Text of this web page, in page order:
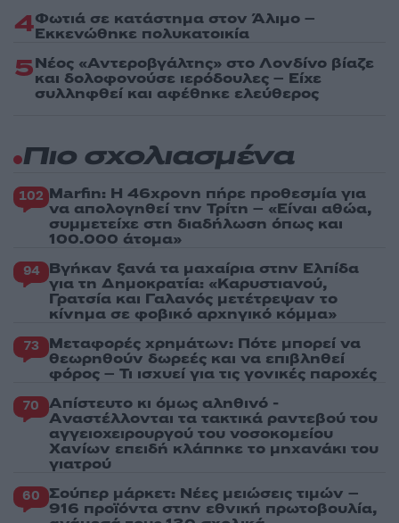
4Φωτιά σε κατάστημα στον Άλιμο –
Εκκενώθηκε πολυκατοικία
5Νέος «Αντεροβγάλτης» στο Λονδίνο βίαζε
και δολοφονούσε ιερόδουλες – Είχε
συλληφθεί και αφέθηκε ελεύθερος
Πιο σχολιασμένα
102 Marfin: Η 46χρονη πήρε προθεσμία για
να απολογηθεί την Τρίτη – «Είναι αθώα,
συμμετείχε στη διαδήλωση όπως και
100.000 άτομα»
94 Βγήκαν ξανά τα μαχαίρια στην Ελπίδα
για τη Δημοκρατία: «Καρυστιανού,
Γρατσία και Γαλανός μετέτρεψαν το
κίνημα σε φοβικό αρχηγικό κόμμα»
73 Μεταφορές χρημάτων: Πότε μπορεί να
θεωρηθούν δωρεές και να επιβληθεί
φόρος – Τι ισχυεί για τις γονικές παροχές
70 Απίστευτο κι όμως αληθινό -
Aναστέλλονται τα τακτικά ραντεβού του
αγγειοχειρουργού του νοσοκομείου
Χανίων επειδή κλάπηκε το μηχανάκι του
γιατρού
60 Σούπερ μάρκετ: Νέες μειώσεις τιμών –
916 προϊόντα στην εθνική πρωτοβουλία,